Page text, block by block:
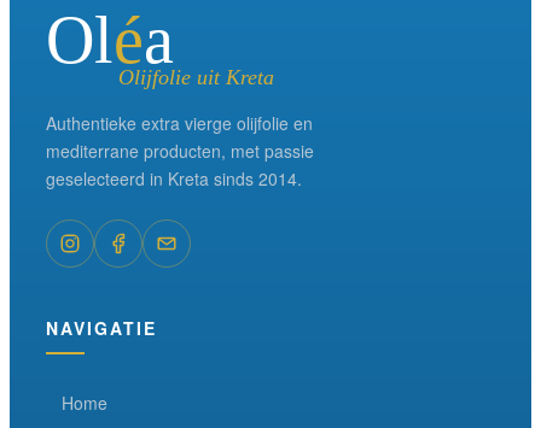
Oléa
Olijfolie uit Kreta
Authentieke extra vierge olijfolie en
mediterrane producten, met passie
geselecteerd in Kreta sinds 2014.
NAVIGATIE
Home